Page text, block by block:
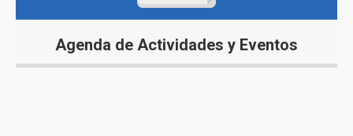
Agenda de Actividades y Eventos